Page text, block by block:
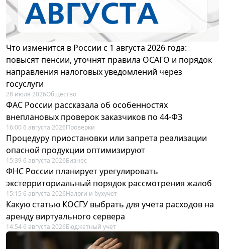
Что изменится в России с 1 августа 2026 года:
повысят пенсии, уточнят правила ОСАГО и порядок
направления налоговых уведомлений через
госуслуги
28 июля 2026Общество
ФАС России рассказала об особенностях
внеплановых проверок заказчиков по 44-ФЗ
16:00 6 августа 2026Проверки
Процедуру приостановки или запрета реализации
опасной продукции оптимизируют
15:39 6 августа 2026Бизнес
ФНС России планирует урегулировать
экстерриториальный порядок рассмотрения жалоб
15:15 6 августа 2026Налоги и бухучет
Какую статью КОСГУ выбрать для учета расходов на
аренду виртуального сервера
14:54 6 августа 2026Бюджетный учет